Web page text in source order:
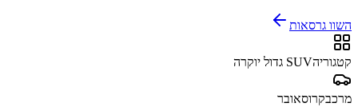
השוו גרסאות
קטגוריהSUV גדול יוקרה
מרכבקרוסאובר